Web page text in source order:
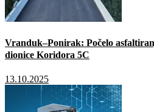
Vranduk–Ponirak: Počelo
dionice Koridora 5C
13.10.2025